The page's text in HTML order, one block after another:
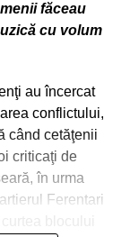
făceau
cu volum
au încercat
conflictului,
când cetăţenii
criticaţi de
în urma
Ferentari